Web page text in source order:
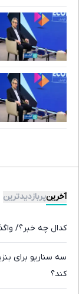
آخرینپربازدیدترین
کدال چه خبر؟/ واگذاری 49.35درصد از سهام
سه سناریو برای
کند؟